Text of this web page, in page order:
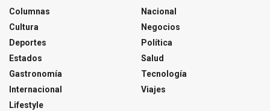
Columnas
Cultura
Deportes
Estados
Gastronomía
Internacional
Lifestyle
Nacional
Negocios
Política
Salud
Tecnología
Viajes